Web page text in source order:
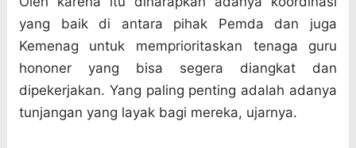
yang baik di antara pihak Pemda dan juga
Kemenag untuk memprioritaskan tenaga guru
hononer yang bisa segera diangkat dan
dipekerjakan. Yang paling penting adalah adanya
tunjangan yang layak bagi mereka, ujarnya.